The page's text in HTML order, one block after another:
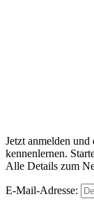
Jetzt anmelden und
kennenlernen.
Alle Details zum
E-Mail-Adresse: